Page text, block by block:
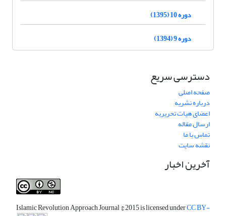
دوره 10 (1395)
دوره 9 (1394)
دسترسی سریع
صفحه اصلی
درباره نشریه
اعضای هیات تحریریه
ارسال مقاله
تماس با ما
نقشه سایت
آخرین اخبار
Islamic Revolution Approach Journal© 2015 is licensed underCC BY-